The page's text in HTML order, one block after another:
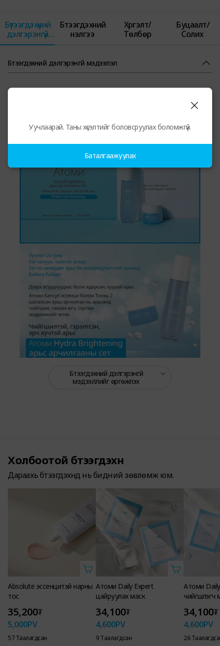
Бүтээгдэхүүний
дэлгэрэнгүй
мэдээлэл
Бүтээгдэхүүний
үнэлгээ
Хүргэлт/
Төлбөр
Буцаалт/
Солих
Бүтээгдэхүүний дэлгэрэнгүй мэдээлэл
Бүтээгдэхүүний дэлгэрэнгүй
мэдээллийг өргөжүүлэх
Холбоотой бүтээгдэхүүн
Дараахь бүтээгдэхүүнүүд нь бидний зөвлөмж юм.
Absolute эссенцитэй нарны
тос
35,200₮
5,000PV
57 Таалагдсан
Атоми Daily Expert
цайруулах маск
34,100₮
4,600PV
9 Таалагдсан
Атоми
чийгшүүлэгч
34,100₮
4,600PV
26
Уучлаарай. Таны хүсэлтийг боловсруулах боломжгүй.
Баталгаажуулах